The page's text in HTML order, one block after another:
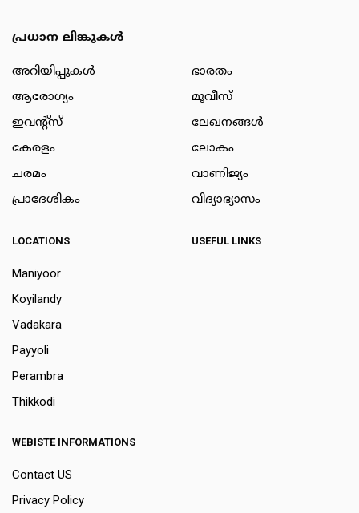
പ്രധാന ലിങ്കുകൾ
അറിയിപ്പുകള്‍
ആരോഗ്യം
ഇവന്റ്സ്
കേരളം
ചരമം
പ്രാദേശികം
ഭാരതം
മൂവീസ്
ലേഖനങ്ങള്‍
ലോകം
വാണിജ്യം
വിദ്യാഭ്യാസം
LOCATIONS
Maniyoor
Koyilandy
Vadakara
Payyoli
Perambra
Thikkodi
USEFUL LINKS
WEBISTE INFORMATIONS
Contact US
Privacy Policy